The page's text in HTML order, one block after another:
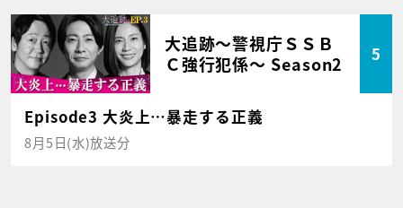
大追跡～警視庁ＳＳＢ
Ｃ強行犯係～ Season2
5
Episode3 大炎上…暴走する正義
8月5日(水)放送分